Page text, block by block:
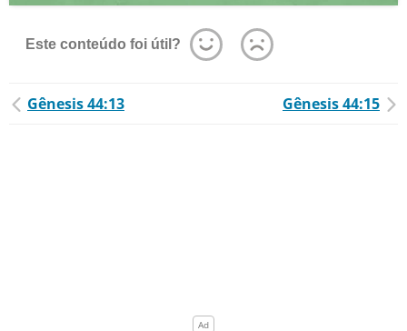
Este conteúdo foi útil?
Gênesis 44:13 Gênesis 44:15